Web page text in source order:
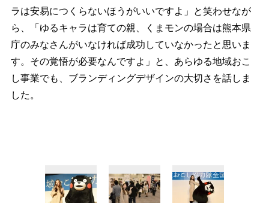
ラは安易につくらないほうがいいですよ」と笑わせなが
ら、「ゆるキャラは育ての親、くまモンの場合は熊本県
庁のみなさんがいなければ成功していなかったと思いま
す。その覚悟が必要なんですよ」と、あらゆる地域おこ
し事業でも、ブランディングデザインの大切さを話しま
した。